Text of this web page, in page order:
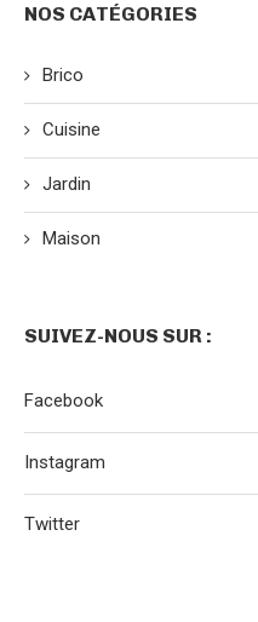
NOS CATÉGORIES
Brico
Cuisine
Jardin
Maison
SUIVEZ-NOUS SUR :
Facebook
Instagram
Twitter